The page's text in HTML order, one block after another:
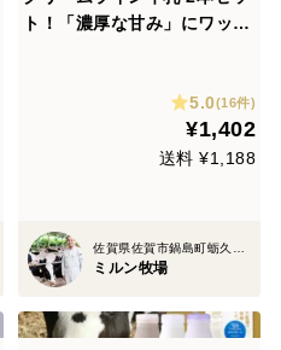
ト！「濃厚な甘み」にワッっ
5.0(16件)
¥1,402
送料 ¥1,188
ミルン牧場